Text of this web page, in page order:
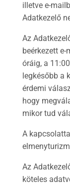
illetve e-
Adatkezelő
Az
beérkezett
óráig, a
legkésőbb a
érdemi
hogy
mikor tud
A
Az
köteles